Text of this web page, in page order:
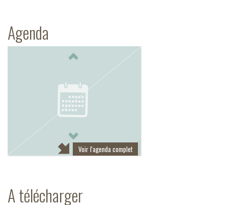
Agenda
Voir l'agenda complet
A télécharger